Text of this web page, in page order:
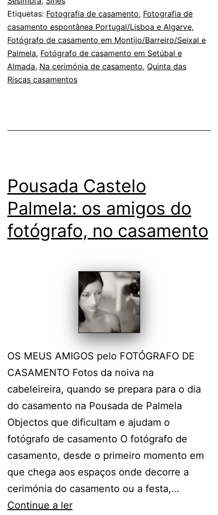
em
Cada
Momento,
no
Casamento
Etiquetas: Fotografia de casamento, Fotografia de
casamento espontânea Portugal/Lisboa e Algarve,
Fotógrafo de casamento em Montijo/Barreiro/Seixal e
Palmela, Fotógrafo de casamento em Setúbal e
Almada, Na cerimónia de casamento, Quinta das
Riscas casamentos
Pousada Castelo
Palmela: os amigos do
fotógrafo, no casamento
OS MEUS AMIGOS pelo FOTÓGRAFO DE
CASAMENTO Fotos da noiva na
cabeleireira, quando se prepara para o dia
do casamento na Pousada de Palmela
Objectos que dificultam e ajudam o
fotógrafo de casamento O fotógrafo de
casamento, desde o primeiro momento em
que chega aos espaços onde decorre a
cerimónia do casamento ou a festa,…
Continue a lerPousada